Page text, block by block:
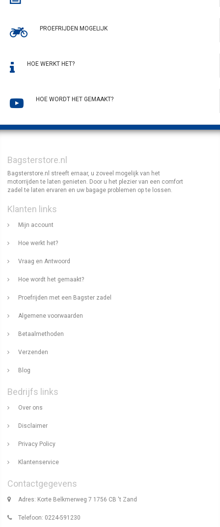
PROEFRIJDEN MOGELIJK
HOE WERKT HET?
HOE WORDT HET GEMAAKT?
Bagsterstore.nl
Bagsterstore.nl streeft ernaar, u zoveel mogelijk van het
motorrijden te laten genieten. Door u het plezier van een comfort
zadel te laten ervaren en uw bagage problemen op te lossen.
Klanten links
Mijn account
Hoe werkt het?
Vraag en Antwoord
Hoe wordt het gemaakt?
Proefrijden met een Bagster zadel
Algemene voorwaarden
Betaalmethoden
Verzenden
Blog
Bedrijfs links
Over ons
Disclaimer
Privacy Policy
Klantenservice
Contactgegevens
Adres: Korte Belkmerweg 7 1756 CB 't Zand
Telefoon: 0224-591230